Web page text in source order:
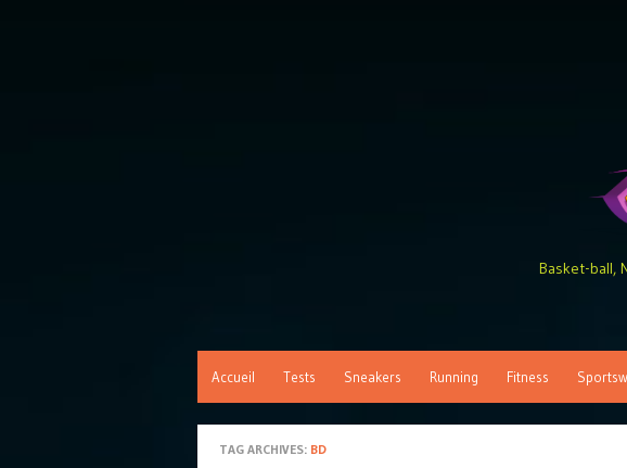
Basket-ball,
Accueil Tests Sneakers Running Fitness
TAG ARCHIVES: BD